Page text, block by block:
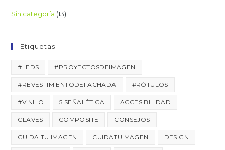
Sin categoría (13)
Etiquetas
#LEDS #PROYECTOSDEIMAGEN
#REVESTIMIENTODEFACHADA #RÓTULOS
#VINILO 5.SEÑALÉTICA ACCESIBILIDAD
CLAVES COMPOSITE CONSEJOS
CUIDA TU IMAGEN CUIDATUIMAGEN DESIGN